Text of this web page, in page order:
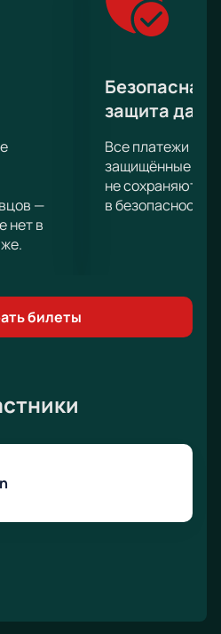
окунуться в
и почувствовать живое
попасть на этот
Билеты уже доступны для
сайте. Закажи их сейчас,
в своем месте на этом шоу,
незабываемые
этого мирового тура и
силу и энергию Рамштайн.
—
нет в
Безопасная
защита
Все платежи
защищённые
не сохраняются
в безопасности.
билеты